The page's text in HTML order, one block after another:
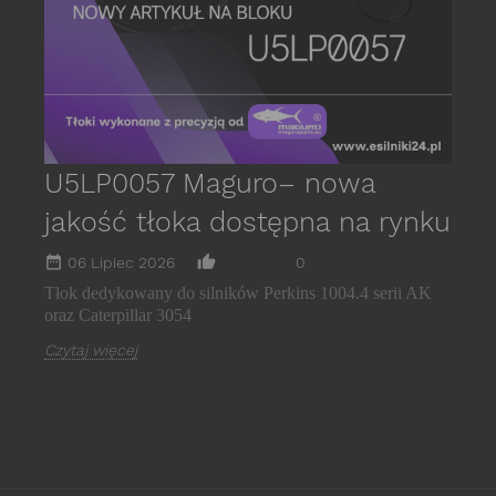
U5LP0057 Maguro– nowa
jakość tłoka dostępna na rynku
date_range 06 Lipiec 2026 thumb_up_alt 0
Tłok dedykowany do silników Perkins 1004.4 serii AK
oraz Caterpillar 3054
Czytaj więcej